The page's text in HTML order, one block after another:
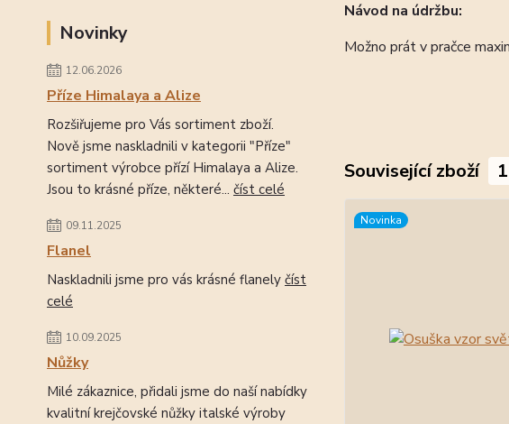
Novinky
12.06.2026
Příze Himalaya a Alize
Rozšiřujeme pro Vás sortiment zboží.
Nově jsme naskladnili v kategorii "Příze"
sortiment výrobce přízí Himalaya a Alize.
Jsou to krásné příze, některé... číst celé
09.11.2025
Flanel
Naskladnili jsme pro vás krásné flanely číst
celé
10.09.2025
Nůžky
Milé zákaznice, přidali jsme do naší nabídky
kvalitní krejčovské nůžky italské výroby
Návod na údržbu:
Možno prát v pračce
Související zboží 1
Novinka